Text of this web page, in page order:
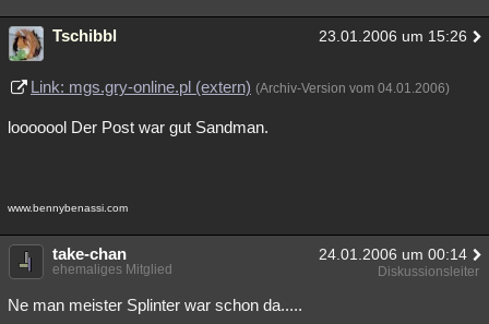
Tschibbl 23.01.2006 um 15:26
Link: mgs.gry-online.pl (extern) (Archiv-Version vom 04.01.2006)
looooool Der Post war gut Sandman.
www.bennybenassi.com
take-chan 24.01.2006 um 00:14
ehemaliges Mitglied Diskussionsleiter
Ne man meister Splinter war schon da.....